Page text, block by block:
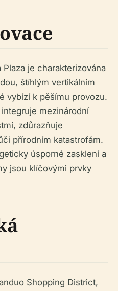
je charakterizována
štíhlým vertikálním
vybízí k pěšímu provozu.
mezinárodní
zdůrazňuje
přírodním katastrofám.
úsporné zasklení a
jsou klíčovými prvky
Shopping District,